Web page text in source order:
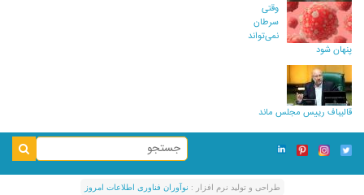
وقتی
سرطان
نمی‌تواند
پنهان شود
قالیباف رییس مجلس ماند
طراحی و توليد نرم افزار : نوآوران فناوری اطلاعات امروز